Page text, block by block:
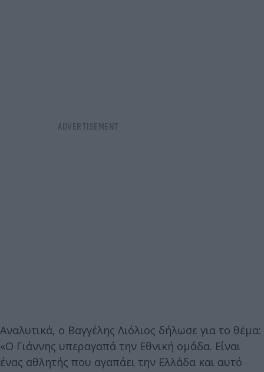
Αναλυτικά, ο Βαγγέλης Λιόλιος δήλωσε για το θέμα:
«Ο Γιάννης υπεραγαπά την Εθνική ομάδα. Είναι
ένας αθλητής που αγαπάει την Ελλάδα και αυτό